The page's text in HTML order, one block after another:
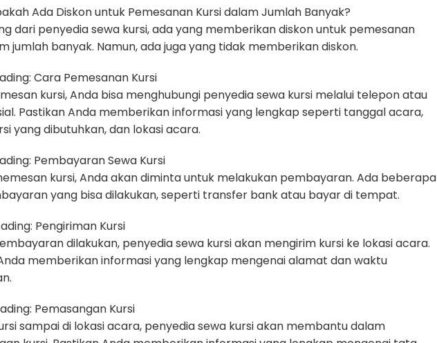
Ada Diskon untuk Pemesanan Kursi dalam Jumlah Banyak?
dari penyedia sewa kursi, ada yang memberikan diskon untuk pemesanan
jumlah banyak. Namun, ada juga yang tidak memberikan diskon.
Cara Pemesanan Kursi
kursi, Anda bisa menghubungi penyedia sewa kursi melalui telepon atau
Pastikan Anda memberikan informasi yang lengkap seperti tanggal acara,
yang dibutuhkan, dan lokasi acara.
Pembayaran Sewa Kursi
kursi, Anda akan diminta untuk melakukan pembayaran. Ada beberapa
yang bisa dilakukan, seperti transfer bank atau bayar di tempat.
Pengiriman Kursi
dilakukan, penyedia sewa kursi akan mengirim kursi ke lokasi acara.
memberikan informasi yang lengkap mengenai alamat dan waktu
Pemasangan Kursi
sampai di lokasi acara, penyedia sewa kursi akan membantu dalam